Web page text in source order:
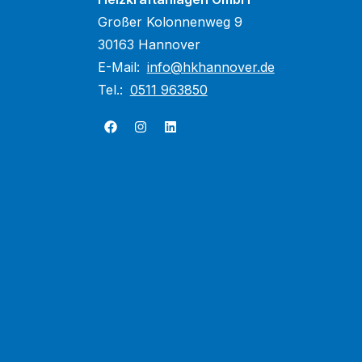
Großer Kolonnenweg 9
30163 Hannover
E-Mail: info@hkhannover.de
Tel.: 0511 963850